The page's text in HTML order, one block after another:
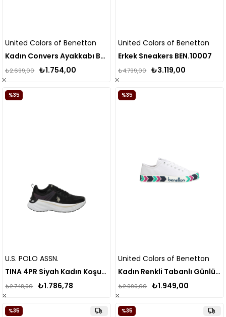
United Colors of Benetton
Kadın Convers Ayakkabı Bn-30935
₺1.754,00
₺2.699,00
United Colors of Benetton
Erkek Sneakers BEN.10007
₺3.119,00
₺4.799,00
U.S. POLO ASSN.
TINA 4PR Siyah Kadın Koşu Ayakkabısı
₺1.786,78
₺2.748,90
%35
United Colors of Benetton
Kadın Renkli Tabanlı Günlük Spor Bez Ayakkabı Bn-30620 Beyaz
₺1.949,00
₺2.999,00
%35
%35 %35